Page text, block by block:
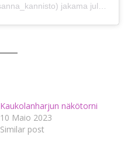
Kaukolanharjun näkötorni
10 Maio 2023
Similar post